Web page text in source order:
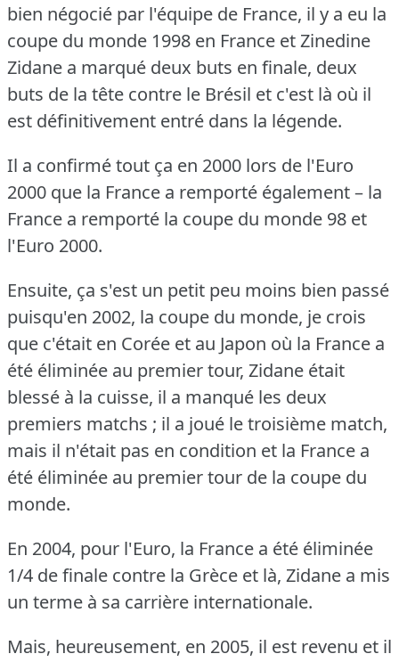
bien négocié par l'équipe de France, il y a eu la
coupe du monde 1998 en France et Zinedine
Zidane a marqué deux buts en finale, deux
buts de la tête contre le Brésil et c'est là où il
est définitivement entré dans la légende.
Il a confirmé tout ça en 2000 lors de l'Euro
2000 que la France a remporté également – la
France a remporté la coupe du monde 98 et
l'Euro 2000.
Ensuite, ça s'est un petit peu moins bien passé
puisqu'en 2002, la coupe du monde, je crois
que c'était en Corée et au Japon où la France a
été éliminée au premier tour, Zidane était
blessé à la cuisse, il a manqué les deux
premiers matchs ; il a joué le troisième match,
mais il n'était pas en condition et la France a
été éliminée au premier tour de la coupe du
monde.
En 2004, pour l'Euro, la France a été éliminée
1/4 de finale contre la Grèce et là, Zidane a mis
un terme à sa carrière internationale.
Mais, heureusement, en 2005, il est revenu et il